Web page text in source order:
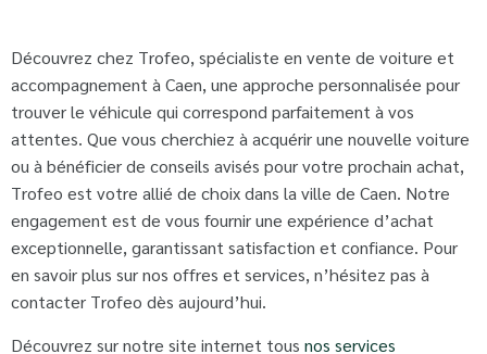
Découvrez chez Trofeo, spécialiste en vente de voiture et
accompagnement à Caen, une approche personnalisée pour
trouver le véhicule qui correspond parfaitement à vos
attentes. Que vous cherchiez à acquérir une nouvelle voiture
ou à bénéficier de conseils avisés pour votre prochain achat,
Trofeo est votre allié de choix dans la ville de Caen. Notre
engagement est de vous fournir une expérience d’achat
exceptionnelle, garantissant satisfaction et confiance. Pour
en savoir plus sur nos offres et services, n’hésitez pas à
contacter Trofeo dès aujourd’hui.
Découvrez sur notre site internet tous nos services